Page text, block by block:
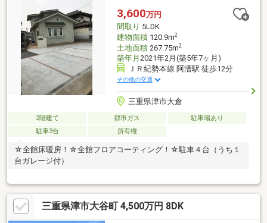
3,600万円
間取り 5LDK
建物面積120.9m2
土地面積267.75m2
築年月 2021年2月(築5年7ヶ月)
ＪＲ紀勢本線 阿漕駅 徒歩12分
その他の交通
三重県津市大倉
2階建て 都市ガス
駐車場あり
駐車3台
所有権
☆全館床暖房！☆全館フロアコーティング！☆駐車４台（うち１
台ガレージ付）
三重県津市大谷町 4,500万円 8DK